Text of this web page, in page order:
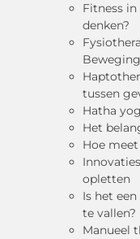
Fitness
denken?
tussen
Hatha
Het
Hoe
opletten
Is het
te vallen?
Manueel